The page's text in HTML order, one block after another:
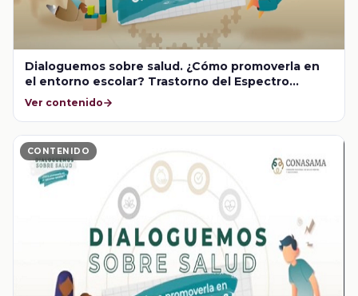
Dialoguemos sobre salud. ¿Cómo promoverla en
el entorno escolar? Trastorno del Espectro
Autista en la infancia
Ver contenido
CONTENIDO